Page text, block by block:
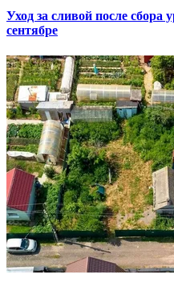
Уход за сливой после сбора
сентябре